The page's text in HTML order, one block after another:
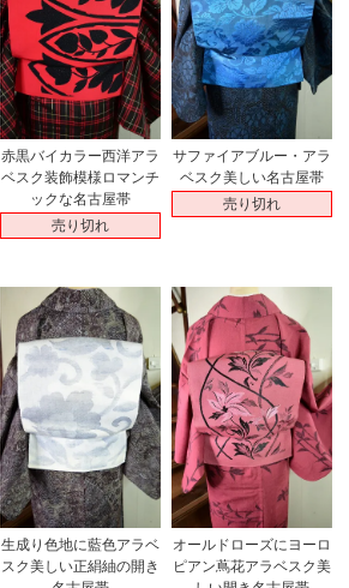
赤黒バイカラー西洋アラ
ベスク装飾模様ロマンチ
ックな名古屋帯
売り切れ
サファイアブルー・アラ
ベスク美しい名古屋帯
売り切れ
生成り色地に藍色アラベ
スク美しい正絹紬の開き
オールドローズにヨーロ
ピアン蔦花アラベスク美